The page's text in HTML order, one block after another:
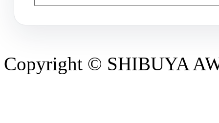
Copyright © SHIBUYA